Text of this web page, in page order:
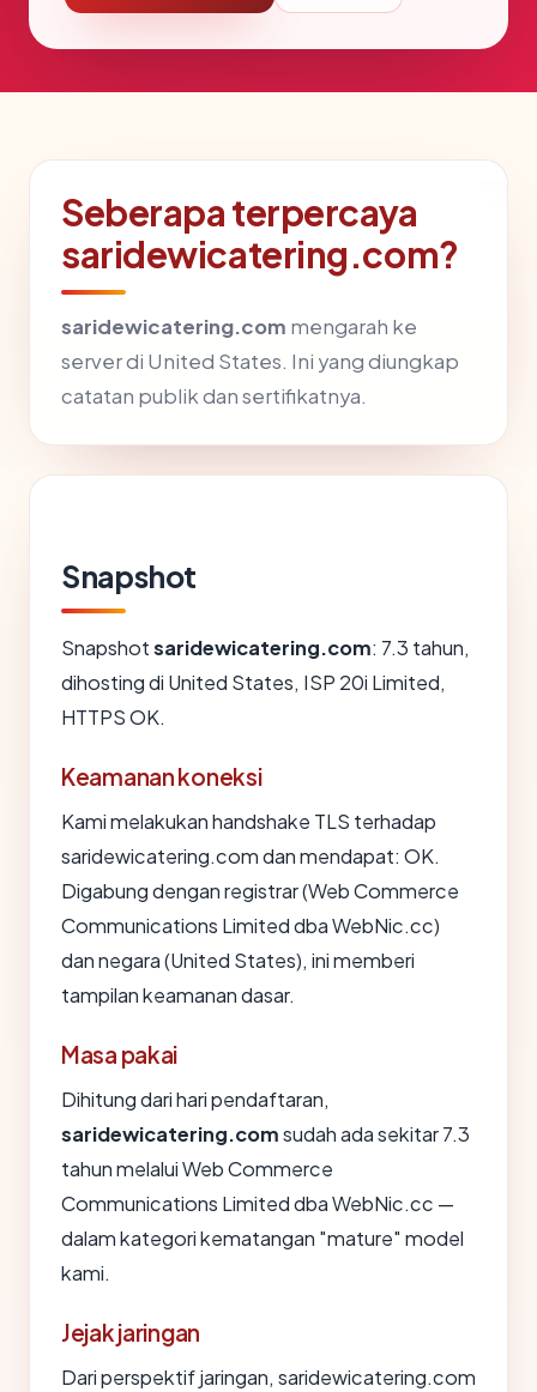
Seberapa terpercaya
saridewicatering.com?
saridewicatering.com mengarah ke
server di United States. Ini yang diungkap
catatan publik dan sertifikatnya.
Snapshot
Snapshotsaridewicatering.com: 7.3 tahun,
dihosting di United States, ISP 20i Limited,
HTTPS OK.
Keamanan koneksi
Kami melakukan handshake TLS terhadap
saridewicatering.com dan mendapat: OK.
Digabung dengan registrar (Web Commerce
Communications Limited dba WebNic.cc)
dan negara (United States), ini memberi
tampilan keamanan dasar.
Masa pakai
Dihitung dari hari pendaftaran,
saridewicatering.comsudah ada sekitar 7.3
tahun melalui Web Commerce
Communications Limited dba WebNic.cc —
dalam kategori kematangan "mature" model
kami.
Jejak jaringan
Dari perspektif jaringan, saridewicatering.com